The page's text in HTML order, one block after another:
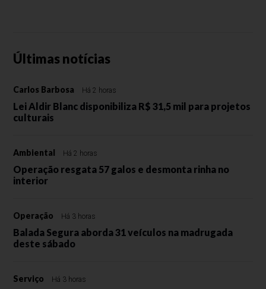
Últimas notícias
Carlos Barbosa Há 2 horas
Lei Aldir Blanc disponibiliza R$ 31,5 mil para projetos
culturais
Ambiental Há 2 horas
Operação resgata 57 galos e desmonta rinha no
interior
Operação Há 3 horas
Balada Segura aborda 31 veículos na madrugada
deste sábado
Serviço Há 3 horas